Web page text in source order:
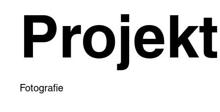
Fotografie